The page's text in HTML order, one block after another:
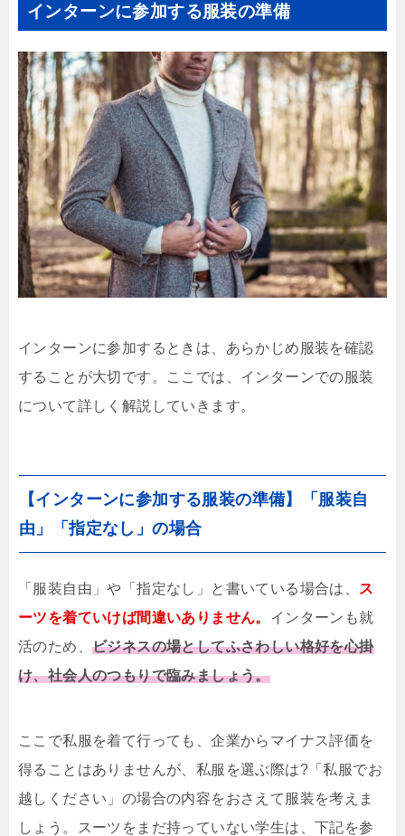
インターンに参加する服装の準備
インターンに参加するときは、あらかじめ服装を確認
することが大切です。ここでは、インターンでの服装
について詳しく解説していきます。
【インターンに参加する服装の準備】「服装自
由」「指定なし」の場合
「服装自由」や「指定なし」と書いている場合は、
ス
ーツを着ていけば間違いありません。 インターンも就
活のため、 ビジネスの場としてふさわしい格好を心掛
け、社会人のつもりで臨みましょう。
ここで私服を着て行っても、企業からマイナス評価を
得ることはありませんが、私服を選ぶ際は?「私服でお
越しください」の場合の内容をおさえて服装を考えま
しょう。スーツをまだ持っていない学生は、下記を参